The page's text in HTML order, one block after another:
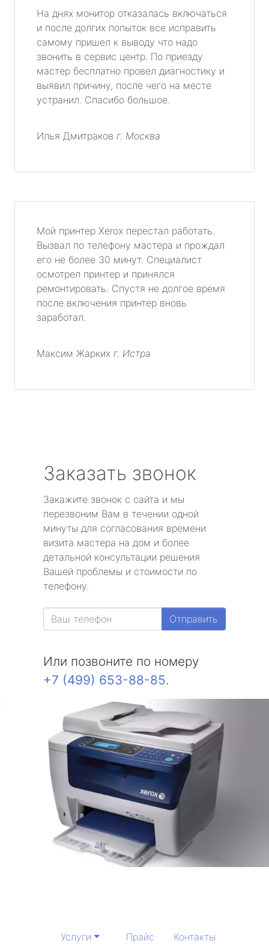
На днях монитор отказалась включаться
и после долгих попыток все исправить
самому пришел к выводу что надо
звонить в сервис центр. По приезду
мастер бесплатно провел диагностику и
выявил причину, после чего на месте
устранил. Спасибо большое.
Илья Дмитраков г. Москва
Мой принтер Xerox перестал работать.
Вызвал по телефону мастера и прождал
его не более 30 минут. Специалист
осмотрел принтер и принялся
ремонтировать. Спустя не долгое время
после включения принтер вновь
заработал.
Максим Жарких г. Истра
Заказать звонок
Закажите звонок с сайта и мы
перезвоним Вам в течении одной
минуты для согласования времени
визита мастера на дом и более
детальной консультации решения
Вашей проблемы и стоимости по
телефону.
Отправить
Или позвоните по номеру
+7 (499) 653-88-85.
Услуги Прайс Контакты